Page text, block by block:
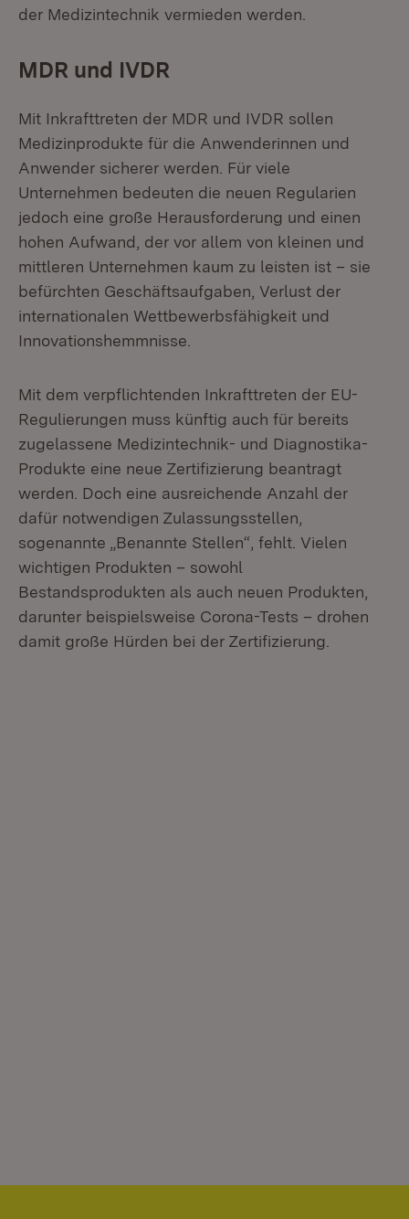
der Medizintechnik vermieden werden.
MDR und IVDR
Mit Inkrafttreten der MDR und IVDR sollen
Medizinprodukte für die Anwenderinnen und
Anwender sicherer werden. Für viele
Unternehmen bedeuten die neuen Regularien
jedoch eine große Herausforderung und einen
hohen Aufwand, der vor allem von kleinen und
mittleren Unternehmen kaum zu leisten ist – sie
befürchten Geschäftsaufgaben, Verlust der
internationalen Wettbewerbsfähigkeit und
Innovationshemmnisse.
Mit dem verpflichtenden Inkrafttreten der EU-
Regulierungen muss künftig auch für bereits
zugelassene Medizintechnik- und Diagnostika-
Produkte eine neue Zertifizierung beantragt
werden. Doch eine ausreichende Anzahl der
dafür notwendigen Zulassungsstellen,
sogenannte „Benannte Stellen“, fehlt. Vielen
wichtigen Produkten – sowohl
Bestandsprodukten als auch neuen Produkten,
darunter beispielsweise Corona-Tests – drohen
damit große Hürden bei der Zertifizierung.